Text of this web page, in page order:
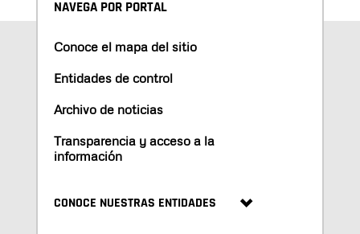
NAVEGA POR PORTAL
Conoce el mapa del sitio
Entidades de control
Archivo de noticias
Transparencia y acceso a la
información
CONOCE NUESTRAS ENTIDADES